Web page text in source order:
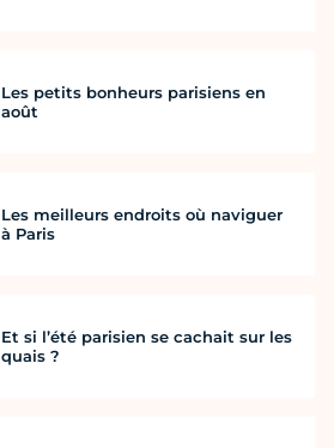
Les petits bonheurs parisiens en
août
Les meilleurs endroits où naviguer
à Paris
Et si l’été parisien se cachait sur les
quais ?